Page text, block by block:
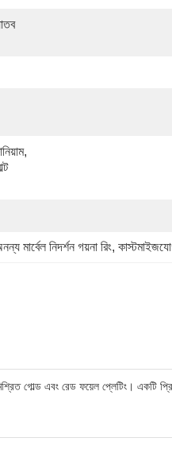
মার্বেল নিদর্শন গয়না রিং,
এবং রেড ফয়েল প্লেটিং। একটি